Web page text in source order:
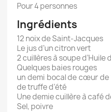
Pour 4 personnes
Ingrédients
12 noix de Saint-Jacques
Le jus d’un citron vert
2 cuillères à soupe d’Huile
Quelques baies rouges
un demi bocal de cœur
de truffe d’été
Une demie cuillère à café
Sel, poivre